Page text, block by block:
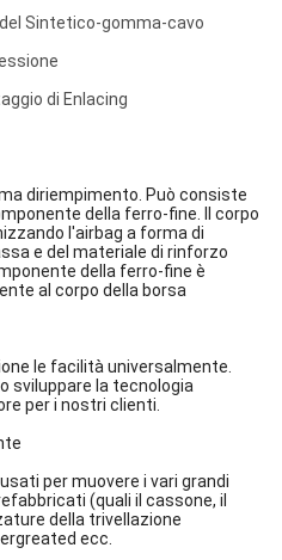
Sintetico-gomma-cavo
di Enlacing
diriempimento. Può consiste
della ferro-fine. Il corpo
l'airbag a forma di
e del materiale di rinforzo
della ferro-fine è
al corpo della borsa
le facilità universalmente.
sviluppare la tecnologia
per i nostri clienti.
per muovere i vari grandi
(quali il cassone, il
della trivellazione
ecc.